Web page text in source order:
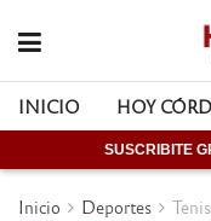
INICIO HOY
SUSCRIBITE
Inicio Deportes Tenis